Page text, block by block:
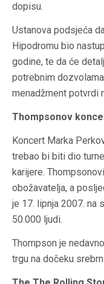
dopisu.
Ustanova podsjeća
Hipodromu bio nastup
godine, te da će
potrebnim
menadžment potvrdi
Thompsonov
Koncert Marka
trebao bi biti dio
karijere.
obožavatelja, a
je 17. lipnja 2007. na
50.000 ljudi.
Thompson je
trgu na dočeku